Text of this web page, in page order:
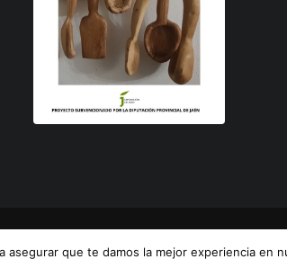
©
asegurar que te damos la mejor experiencia